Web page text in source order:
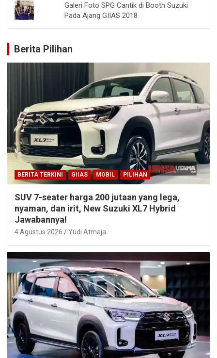
Galeri Foto SPG Cantik di Booth Suzuki
Pada Ajang GIIAS 2018
Berita Pilihan
BERITA TERKINI GIIAS MOBIL PILIHAN
SUV 7-seater harga 200 jutaan yang lega,
nyaman, dan irit, New Suzuki XL7 Hybrid
Jawabannya!
4 Agustus 2026 Yudi Atmaja